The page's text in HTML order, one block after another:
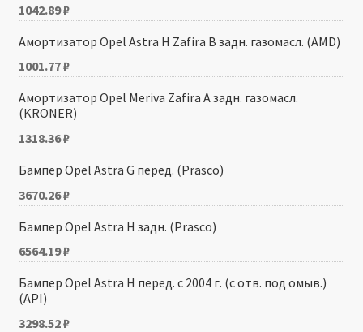
1042.89₽
Амортизатор Opel Astra H Zafira B задн. газомасл. (AMD)
1001.77₽
Амортизатор Opel Meriva Zafira A задн. газомасл.
(KRONER)
1318.36₽
Бампер Opel Astra G перед. (Prasco)
3670.26₽
Бампер Opel Astra H задн. (Prasco)
6564.19₽
Бампер Opel Astra H перед. с 2004 г. (с отв. под омыв.)
(API)
3298.52₽